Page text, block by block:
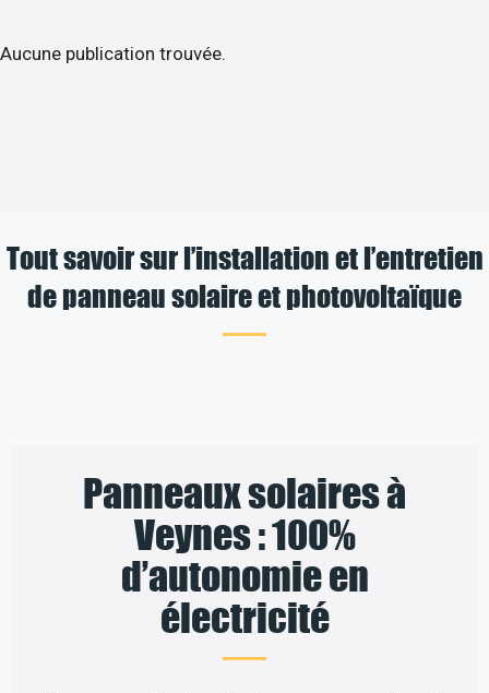
Aucune publication trouvée.
Tout savoir sur l’installation et l’entretien
de panneau solaire et photovoltaïque
Panneaux solaires à
Veynes : 100%
d’autonomie en
électricité